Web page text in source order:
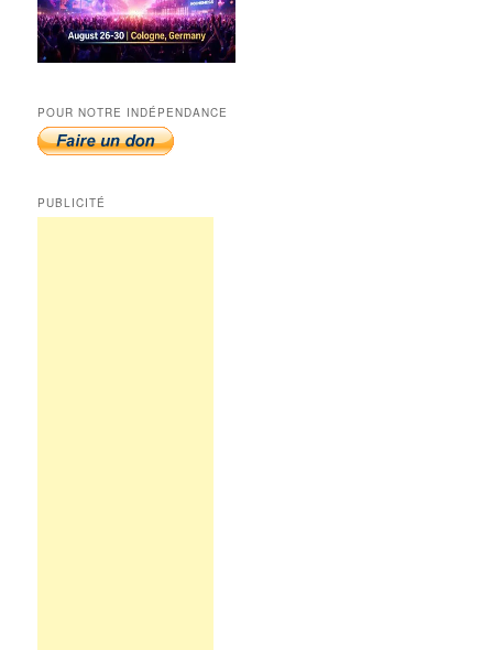
POUR NOTRE INDÉPENDANCE
PUBLICITÉ